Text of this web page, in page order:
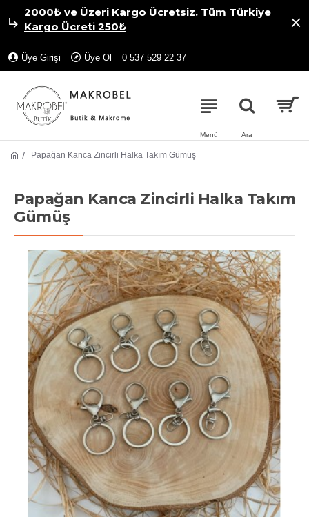
2000₺ ve Üzeri Kargo Ücretsiz. Tüm Türkiye
Kargo Ücreti 250₺
Üye Girişi Üye Ol 0 537 529 22 37
Papağan Kanca Zincirli Halka Takım Gümüş
Papağan Kanca Zincirli Halka Takım
Gümüş